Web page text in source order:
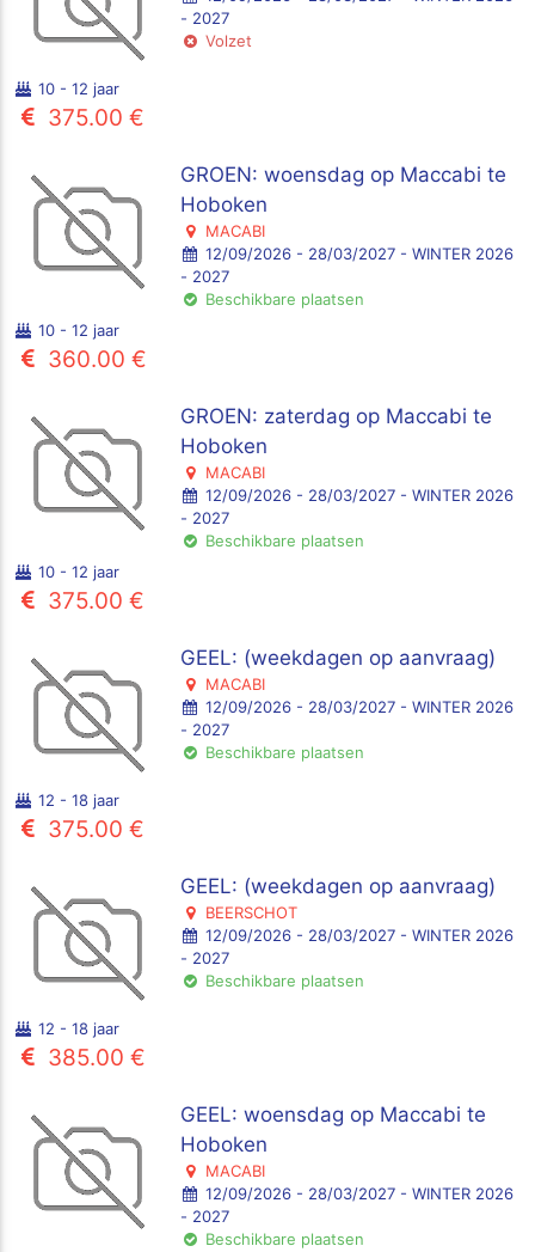
- 2027
Volzet
10 - 12 jaar
375.00 €
GROEN: woensdag op Maccabi te
Hoboken
MACABI
12/09/2026 - 28/03/2027 - WINTER 2026
- 2027
Beschikbare plaatsen
10 - 12 jaar
360.00 €
GROEN: zaterdag op Maccabi te
Hoboken
MACABI
12/09/2026 - 28/03/2027 - WINTER 2026
- 2027
Beschikbare plaatsen
10 - 12 jaar
375.00 €
GEEL: (weekdagen op aanvraag)
MACABI
12/09/2026 - 28/03/2027 - WINTER 2026
- 2027
Beschikbare plaatsen
12 - 18 jaar
375.00 €
GEEL: (weekdagen op aanvraag)
BEERSCHOT
12/09/2026 - 28/03/2027 - WINTER 2026
- 2027
Beschikbare plaatsen
12 - 18 jaar
385.00 €
GEEL: woensdag op Maccabi te
Hoboken
MACABI
12/09/2026 - 28/03/2027 - WINTER 2026
- 2027
Beschikbare plaatsen